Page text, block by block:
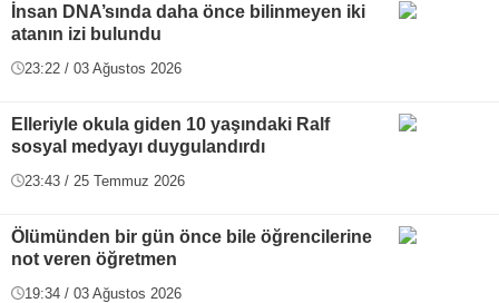
İnsan DNA’sında daha önce bilinmeyen iki
atanın izi bulundu
23:22 / 03 Ağustos 2026
Elleriyle okula giden 10 yaşındaki Ralf
sosyal medyayı duygulandırdı
23:43 / 25 Temmuz 2026
Ölümünden bir gün önce bile öğrencilerine
not veren öğretmen
19:34 / 03 Ağustos 2026